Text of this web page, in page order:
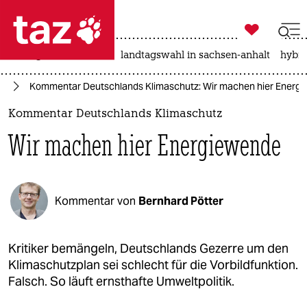
 taz zahl ich
taz zahl ich
politik
öko
gesellschaft
kultur
sport

taz zahl ich
landtagswahl in sachsen-anhalt
Kommentar Deutschlands Klimaschutz: Wir machen hier
Kommentar Deutschlands Klimaschutz
Wir machen hier Energiewende
Kommentar von Bernhard Pötter
Kritiker bemängeln, Deutschlands Gezerre um den
Klimaschutzplan sei schlecht für die Vorbildfunktion.
Falsch. So läuft ernsthafte Umweltpolitik.